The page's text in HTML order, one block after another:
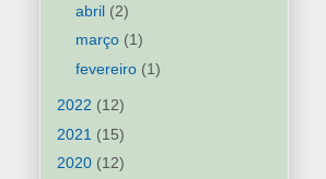
abril (2)
março (1)
fevereiro (1)
2022 (12)
2021 (15)
2020 (12)